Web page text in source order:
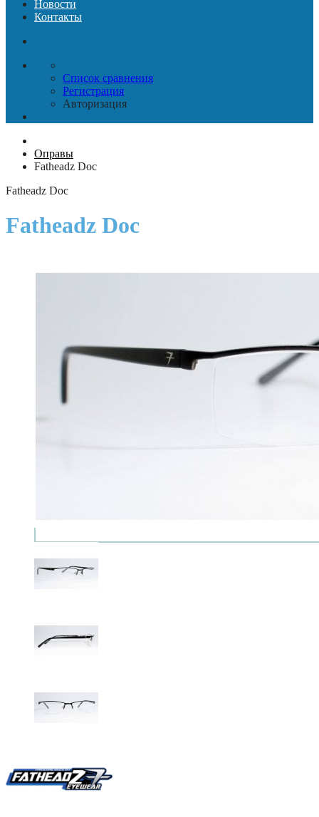
Новости
Контакты
Список сравнения
Регистрация
Авторизация
Оправы
Fatheadz Doc
Fatheadz Doc
Fatheadz Doc